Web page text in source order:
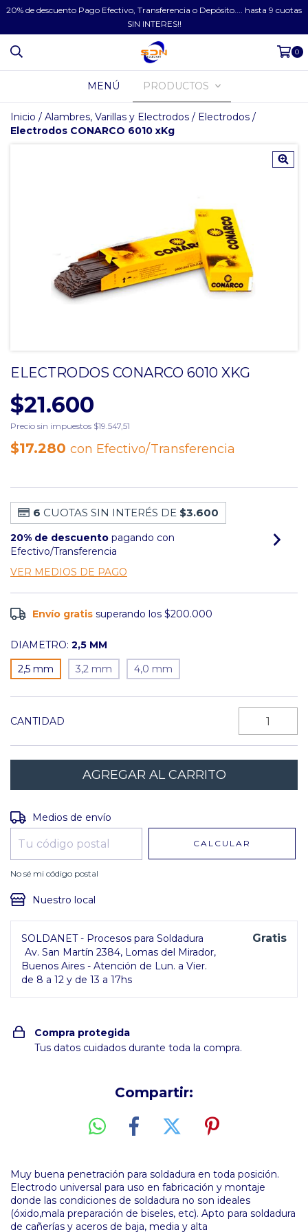
20% de descuento Pago Efectivo, Transferencia o Depósito.... hasta 9 cuotas
SIN INTERES!!
0
MENÚ PRODUCTOS
Inicio / Alambres, Varillas y Electrodos / Electrodos /
Electrodos CONARCO 6010 xKg
ELECTRODOS CONARCO 6010 XKG
$21.600
Precio sin impuestos $19.547,51
$17.280 con Efectivo/Transferencia
6 CUOTAS SIN INTERÉS DE $3.600
20% de descuento pagando con
Efectivo/Transferencia
VER MEDIOS DE PAGO
Envío gratis superando los$200.000
DIAMETRO: 2,5 MM
2,5 mm
3,2 mm 4,0 mm
CANTIDAD
Entregas para el CP:
Medios de envío
CALCULAR
No sé mi código postal
Nuestro local
SOLDANET - Procesos para Soldadura
Av. San Martín 2384, Lomas del Mirador,
Buenos Aires - Atención de Lun. a Vier.
de 8 a 12 y de 13 a 17hs
Gratis
Compra protegida
Tus datos cuidados durante toda la compra.
Compartir:
Muy buena penetración para soldadura en toda posición.
Electrodo universal para uso en fabricación y montaje
donde las condiciones de soldadura no son ideales
(óxido,mala preparación de biseles, etc). Apto para soldadura
de cañerías y aceros de baja, media y alta